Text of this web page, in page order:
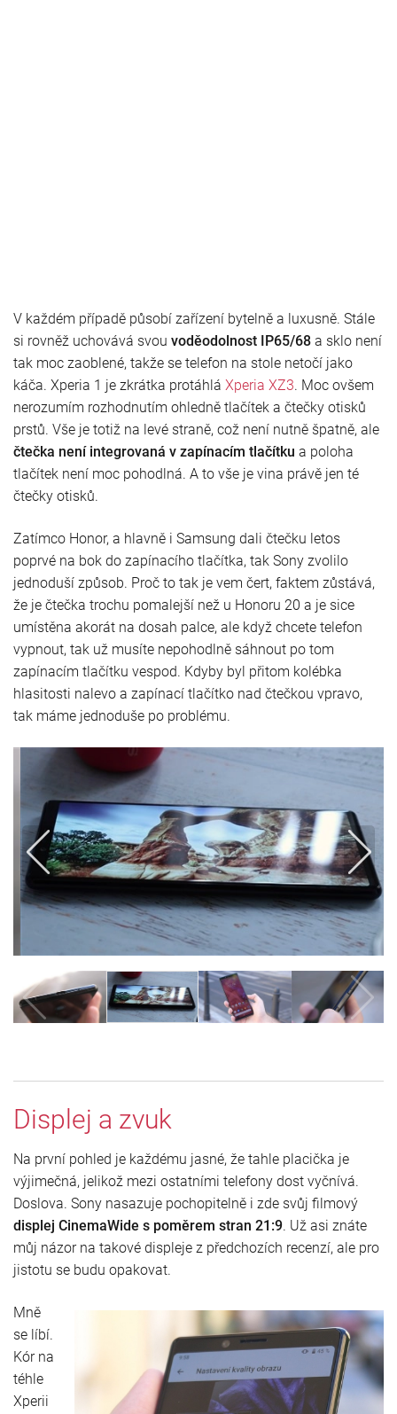
V každém případě působí zařízení bytelně a luxusně. Stále
si rovněž uchovává svou voděodolnost IP65/68 a sklo není
tak moc zaoblené, takže se telefon na stole netočí jako
káča. Xperia 1 je zkrátka protáhlá Xperia XZ3. Moc ovšem
nerozumím rozhodnutím ohledně tlačítek a čtečky otisků
prstů. Vše je totiž na levé straně, což není nutně špatně, ale
čtečka není integrovaná v zapínacím tlačítku a poloha
tlačítek není moc pohodlná. A to vše je vina právě jen té
čtečky otisků.
Zatímco Honor, a hlavně i Samsung dali čtečku letos
poprvé na bok do zapínacího tlačítka, tak Sony zvolilo
jednoduší způsob. Proč to tak je vem čert, faktem zůstává,
že je čtečka trochu pomalejší než u Honoru 20 a je sice
umístěna akorát na dosah palce, ale když chcete telefon
vypnout, tak už musíte nepohodlně sáhnout po tom
zapínacím tlačítku vespod. Kdyby byl přitom kolébka
hlasitosti nalevo a zapínací tlačítko nad čtečkou vpravo,
tak máme jednoduše po problému.
Displej a zvuk
Na první pohled je každému jasné, že tahle placička je
výjimečná, jelikož mezi ostatními telefony dost vyčnívá.
Doslova. Sony nasazuje pochopitelně i zde svůj filmový
displej CinemaWide s poměrem stran 21:9. Už asi znáte
můj názor na takové displeje z předchozích recenzí, ale pro
jistotu se budu opakovat.
Mně
se líbí.
Kór na
téhle
Xperii